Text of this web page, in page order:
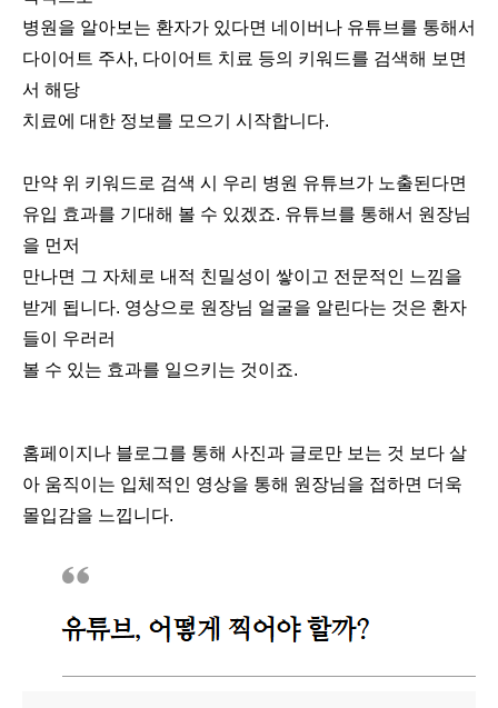
병원을 알아보는 환자가 있다면 네이버나 유튜브를 통해서
다이어트 주사, 다이어트 치료 등의 키워드를 검색해 보면
서 해당
치료에 대한 정보를 모으기 시작합니다.
만약 위 키워드로 검색 시 우리 병원 유튜브가 노출된다면
유입 효과를 기대해 볼 수 있겠죠. 유튜브를 통해서 원장님
을 먼저
만나면 그 자체로 내적 친밀성이 쌓이고 전문적인 느낌을
받게 됩니다. 영상으로 원장님 얼굴을 알린다는 것은 환자
들이 우러러
볼 수 있는 효과를 일으키는 것이죠.
홈페이지나 블로그를 통해 사진과 글로만 보는 것 보다 살
아 움직이는 입체적인 영상을 통해 원장님을 접하면 더욱
몰입감을 느낍니다.